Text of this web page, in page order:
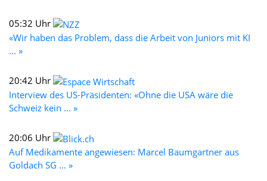
05:32 Uhr
«Wir haben das Problem, dass die Arbeit von Juniors mit KI
... »
20:42 Uhr
Interview des US-Präsidenten: «Ohne die USA wäre die
Schweiz kein ... »
20:06 Uhr
Auf Medikamente angewiesen: Marcel Baumgartner aus
Goldach SG ... »